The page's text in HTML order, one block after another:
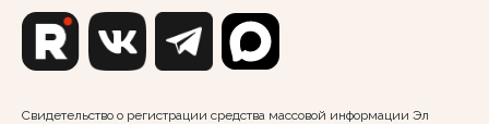
Свидетельство о регистрации средства массовой информации Эл